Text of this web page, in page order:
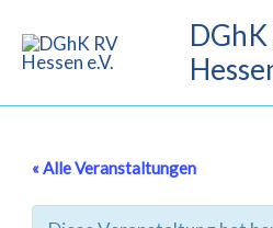
Inhalt
springen
« Alle Veranstaltungen